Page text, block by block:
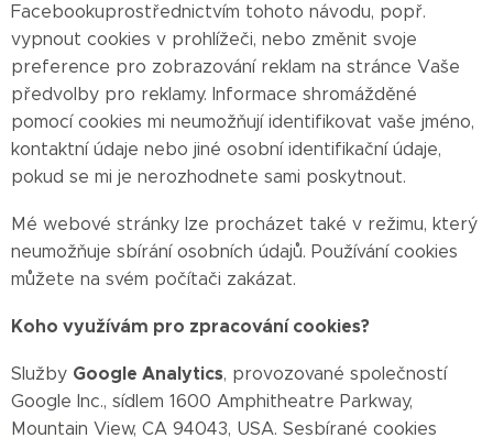
Facebookuprostřednictvím tohoto návodu, popř.
vypnout cookies v prohlížeči, nebo změnit svoje
preference pro zobrazování reklam na stránce Vaše
předvolby pro reklamy. Informace shromážděné
pomocí cookies mi neumožňují identifikovat vaše jméno,
kontaktní údaje nebo jiné osobní identifikační údaje,
pokud se mi je nerozhodnete sami poskytnout.
Mé webové stránky lze procházet také v režimu, který
neumožňuje sbírání osobních údajů. Používání cookies
můžete na svém počítači zakázat.
Koho využívám pro zpracování cookies?
Služby Google Analytics, provozované společností
Google Inc., sídlem 1600 Amphitheatre Parkway,
Mountain View, CA 94043, USA. Sesbírané cookies